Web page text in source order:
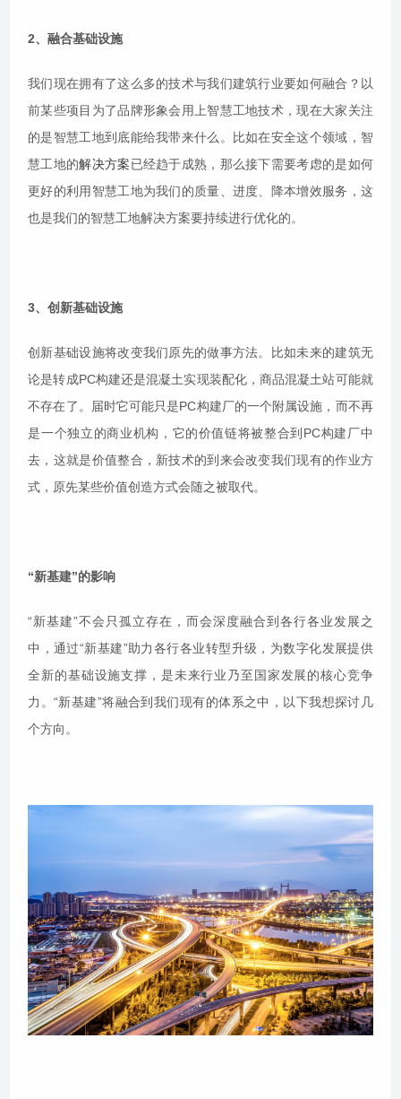
2、融合基础设施
我们现在拥有了这么多的技术与我们建筑行业要如何融合？以
前某些项目为了品牌形象会用上智慧工地技术，现在大家关注
的是智慧工地到底能给我带来什么。比如在安全这个领域，智
慧工地的解决方案已经趋于成熟，那么接下需要考虑的是如何
更好的利用智慧工地为我们的质量、进度、降本增效服务，这
也是我们的智慧工地解决方案要持续进行优化的。
3、创新基础设施
创新基础设施将改变我们原先的做事方法。比如未来的建筑无
论是转成PC构建还是混凝土实现装配化，商品混凝土站可能就
不存在了。届时它可能只是PC构建厂的一个附属设施，而不再
是一个独立的商业机构，它的价值链将被整合到PC构建厂中
去，这就是价值整合，新技术的到来会改变我们现有的作业方
式，原先某些价值创造方式会随之被取代。
“新基建”的影响
“新基建”不会只孤立存在，而会深度融合到各行各业发展之
中，通过“新基建”助力各行各业转型升级，为数字化发展提供
全新的基础设施支撑，是未来行业乃至国家发展的核心竞争
力。“新基建”将融合到我们现有的体系之中，以下我想探讨几
个方向。